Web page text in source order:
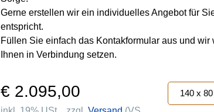
Gerne erstellen wir ein individuelles Angebot für
entspricht.
Füllen Sie einfach das Kontakformular aus und
Ihnen in Verbindung setzen.
€ 2.095,00 140 x